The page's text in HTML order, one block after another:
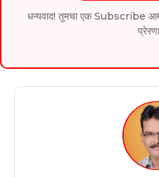
धन्यवाद! तुमचा एक Subscribe